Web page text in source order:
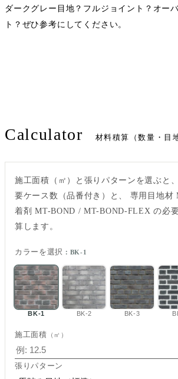
ダークグレー目地？フルジョイント？オー
ト？ぜひ参考にしてください。
Calculator 材料積算（数量・目
施工面積（㎡）と張りパターンを選ぶと
要ケース数（品番付き）と、 専用目地材
着剤 MT-BOND / MT-BOND-FLEX の必
算します。
カラーを選択 ：BK-1
BK-1 BK-2 BK-3
施工面積 （㎡）
張りパターン